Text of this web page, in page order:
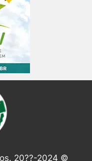
20??-2024 ©